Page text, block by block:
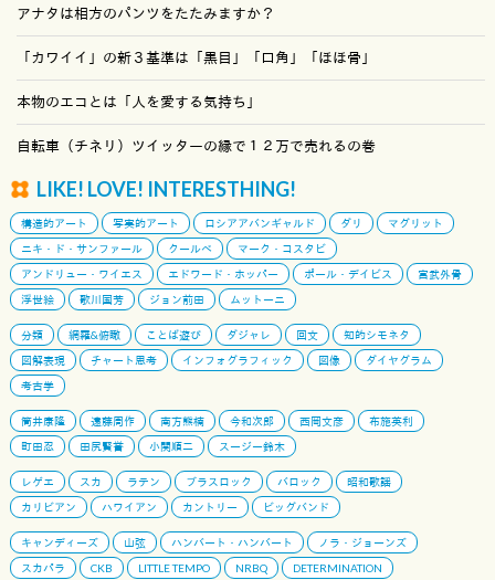
アナタは相方のパンツをたたみますか？
「カワイイ」の新３基準は「黒目」「口角」「ほほ骨」
本物のエコとは「人を愛する気持ち」
自転車（チネリ）ツイッターの縁で１２万で売れるの巻
LIKE! LOVE! INTERESTHING!
構造的アート 写実的アート ロシアアバンギャルド ダリ
マグリット
ニキ・ド・サンファール
クールベ
マーク・コスタビ
アンドリュー・ワイエス
エドワード・ホッパー ポール・デイビス
宮武外骨
浮世絵
歌川国芳 ジョン前田 ムットーニ
分類 網羅&俯瞰 ことば遊び ダジャレ 回文
知的シモネタ
図解表現
チャート思考 インフォグラフィック 図像
ダイヤグラム
考古学
筒井康隆 遠藤周作 南方熊楠 今和次郎 西岡文彦
布施英利
町田忍
田尻賢誉 小関順二 スージー鈴木
レゲエ スカ ラテン ブラスロック バロック
昭和歌謡
カリビアン
ハワイアン カントリー ビッグバンド
キャンディーズ 山弦 ハンバート・ハンバート
ノラ・ジョーンズ
スカパラ
CKB LITTLE TEMPO NRBQ
DETERMINATION